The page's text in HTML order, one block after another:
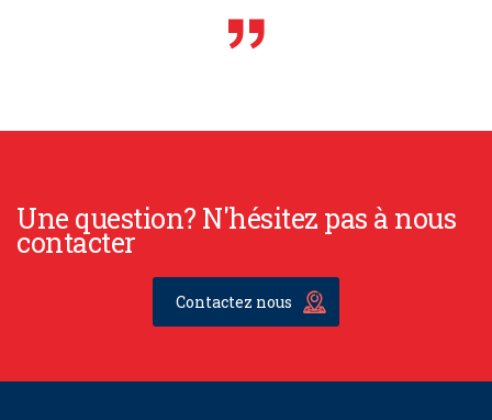
Une question? N'hésitez pas à nous
contacter
Contactez nous